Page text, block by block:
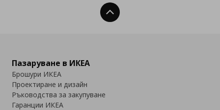
Нагоре
Пазаруване в ИКЕА
Брошури ИКЕА
Проектиране и дизайн
Ръководства за закупуване
Гаранции ИКЕА